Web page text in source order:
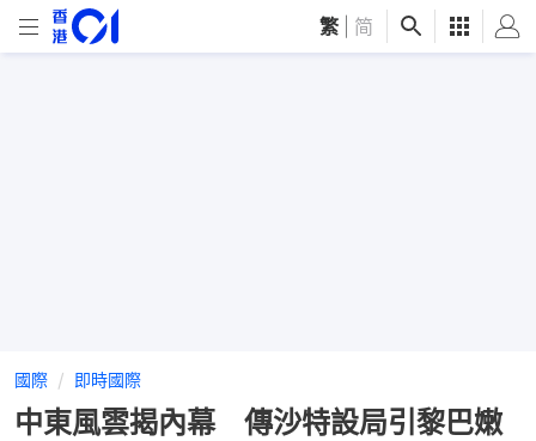
繁 简
國際 即時國際
中東風雲揭內幕 傳沙特設局引黎巴嫩